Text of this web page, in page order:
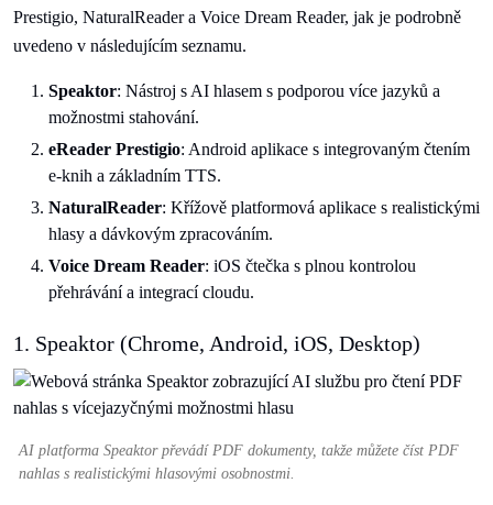
Prestigio, NaturalReader a Voice Dream Reader, jak je podrobně
uvedeno v následujícím seznamu.
Speaktor: Nástroj s AI hlasem s podporou více jazyků a
možnostmi stahování.
eReader Prestigio: Android aplikace s integrovaným čtením
e-knih a základním TTS.
NaturalReader: Křížově platformová aplikace s realistickými
hlasy a dávkovým zpracováním.
Voice Dream Reader: iOS čtečka s plnou kontrolou
přehrávání a integrací cloudu.
1. Speaktor (Chrome, Android, iOS, Desktop)
AI platforma Speaktor převádí PDF dokumenty, takže můžete číst PDF
nahlas s realistickými hlasovými osobnostmi.